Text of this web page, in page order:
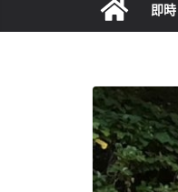
即時